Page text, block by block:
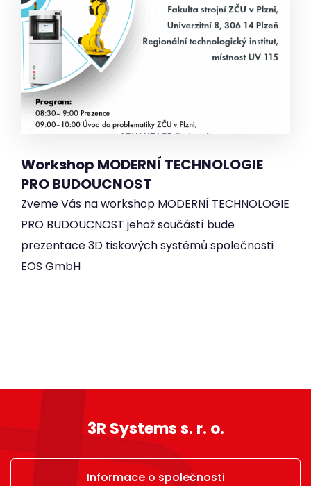
Workshop MODERNÍ TECHNOLOGIE
PRO BUDOUCNOST
Zveme Vás na workshop MODERNÍ TECHNOLOGIE
PRO BUDOUCNOST jehož součástí bude
prezentace 3D tiskových systémů společnosti
EOS GmbH
3R Systems s. r. o.
Informace o společnosti